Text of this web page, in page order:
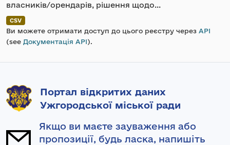
власників/орендарів, рішення щодо...
CSV
Ви можете отримати доступ до цього реєстру через API
(see Документація API).
Портал відкритих даних
Ужгородської міської ради
Якщо ви маєте зауваження або
пропозиції, будь ласка, напишіть